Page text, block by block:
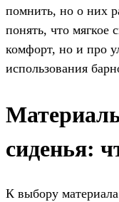
помнить, но о них
понять, что мягкое
комфорт, но и про
использования
сиденья:
К выбору